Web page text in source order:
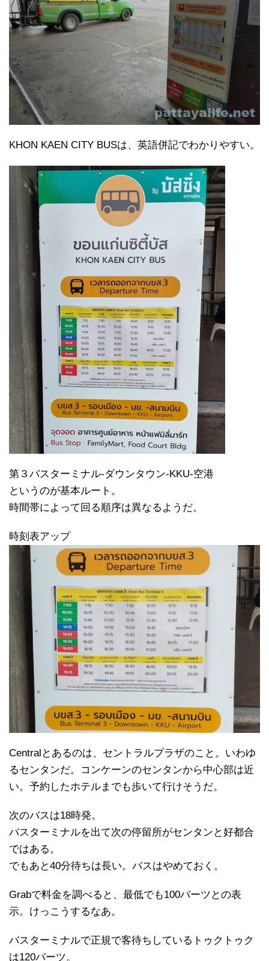
KHON KAEN CITY BUSは、英語併記でわかりやすい。
第３バスターミナル-ダウンタウン-KKU-空港
というのが基本ルート。
時間帯によって回る順序は異なるようだ。
時刻表アップ
Centralとあるのは、セントラルプラザのこと。いわゆ
るセンタンだ。コンケーンのセンタンから中心部は近
い。予約したホテルまでも歩いて行けそうだ。
次のバスは18時発。
バスターミナルを出て次の停留所がセンタンと好都合
ではある。
でもあと40分待ちは長い。バスはやめておく。
Grabで料金を調べると、最低でも100バーツとの表
示。けっこうするなあ。
バスターミナルで正規で客待ちしているトゥクトゥク
は120バーツ。